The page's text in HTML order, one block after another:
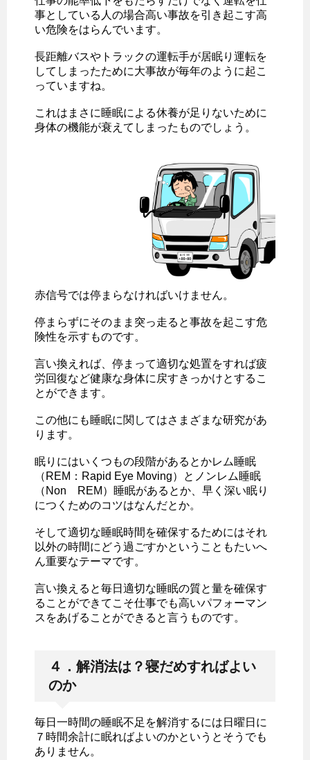
事としている人の場合高い事故を引き起こす高
い危険をはらんでいます。
長距離バスやトラックの運転手が居眠り運転を
してしまったために大事故が毎年のように起こ
っていますね。
これはまさに睡眠による休養が足りないために
身体の機能が衰えてしまったものでしょう。
赤信号では停まらなければいけません。
停まらずにそのまま突っ走ると事故を起こす危
険性を示すものです。
言い換えれば、停まって適切な処置をすれば疲
労回復など健康な身体に戻すきっかけとするこ
とができます。
この他にも睡眠に関してはさまざまな研究があ
ります。
眠りにはいくつもの段階があるとかレム睡眠
（REM：Rapid Eye Moving）とノンレム睡眠
（Non REM）睡眠があるとか、早く深い眠り
につくためのコツはなんだとか。
そして適切な睡眠時間を確保するためにはそれ
以外の時間にどう過ごすかということもたいへ
ん重要なテーマです。
言い換えると毎日適切な睡眠の質と量を確保す
ることができてこそ仕事でも高いパフォーマン
スをあげることができると言うものです。
４．解消法は？寝だめすればよい
のか
毎日一時間の睡眠不足を解消するには日曜日に
７時間余計に眠ればよいのかというとそうでも
ありません。